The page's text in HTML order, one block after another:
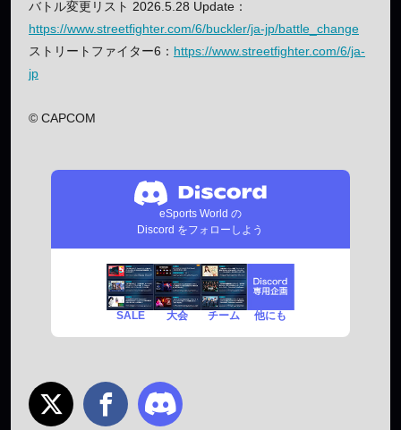
バトル変更リスト 2026.5.28 Update：
https://www.streetfighter.com/6/buckler/ja-jp/battle_change
ストリートファイター6： https://www.streetfighter.com/6/ja-
jp
©︎ CAPCOM
eSports World の
Discord をフォローしよう
SALE 大会 チーム 他にも